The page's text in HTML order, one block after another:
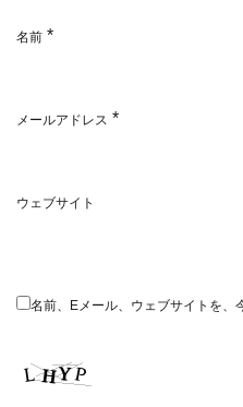
名前 *
メールアドレス *
ウェブサイト
名前、Eメール、ウェブサイトを、